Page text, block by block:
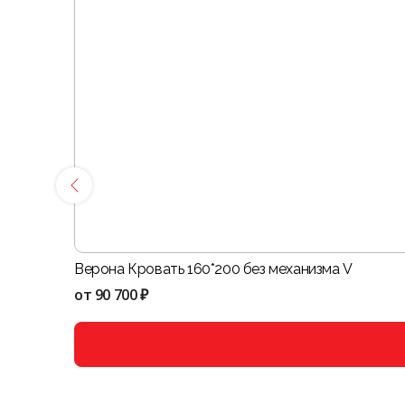
Верона Кровать 160*200 без механизма V
от 90 700 ₽